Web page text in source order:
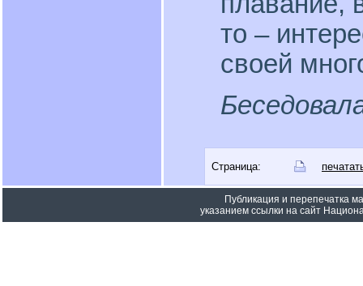
то –
своей
Страница:
Публикация и перепечатка
указанием ссылки на сайт